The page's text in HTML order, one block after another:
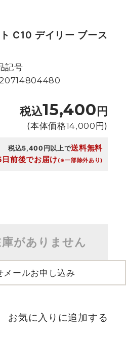
C10 デイリー ブース
記号
税込15,400 円
(本体価格14,000 円)
税込5,400円以上で送料無料
前後でお届け(※一部除外あり)
メールお申し込み
がありません
お気に入りに追加する